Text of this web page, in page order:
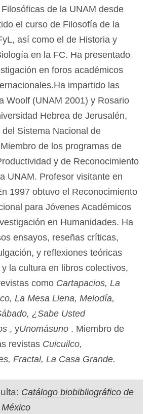
de la UNAM desde
el curso de Filosofía de la
así como el de Historia y
en la FC. Ha presentado
en foros académicos
impartido las
Woolf (UNAM 2001) y Rosario
Hebrea de Jerusalén,
Sistema Nacional de
de los programas de
y de Reconocimiento
UNAM. Profesor visitante en
1997 obtuvo el Reconocimiento
para Jóvenes Académicos
en Humanidades. Ha
ensayos, reseñas críticas,
y reflexiones teóricas
la cultura en libros colectivos,
como Cartapacios, La
La Mesa Llena, Melodía,
¿Sabe Usted
, yUnomásuno . Miembro de
revistas Cuicuilco,
Fractal, La Casa Grande.
Catálogo biobibliográfico de